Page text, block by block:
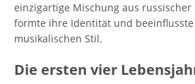
einzigartige Mischung aus
formte ihre Identität und
musikalischen Stil.
Die ersten vier